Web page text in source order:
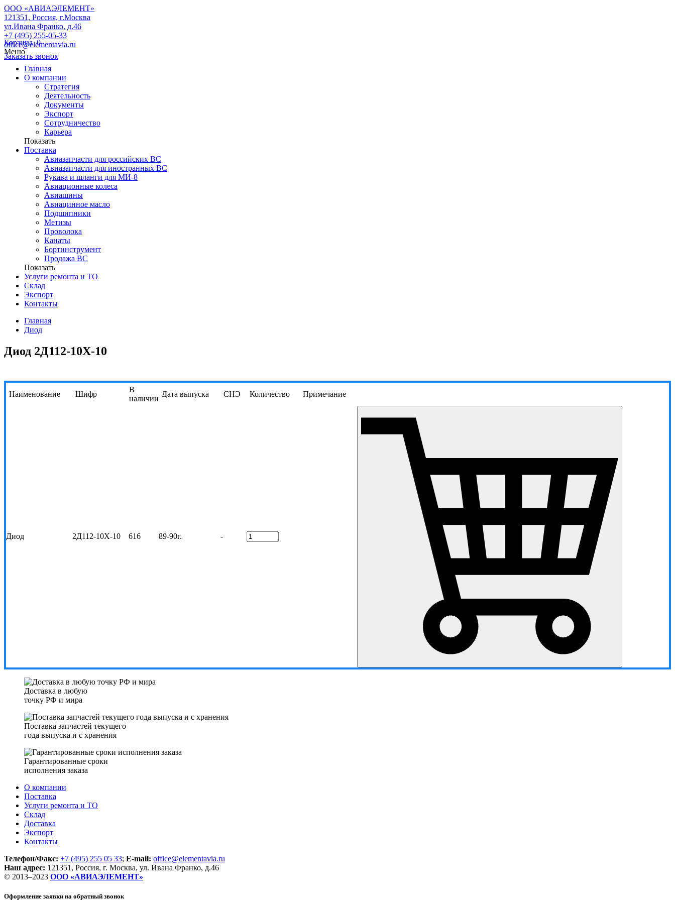
ООО «АВИАЭЛЕМЕНТ»
121351, Россия, г.Москва
ул.Ивана Франко, д.46
+7 (495) 255-05-33
office@elementavia.ru
Заказать звонок
Корзина0
Меню
Главная
О компании
Стратегия
Деятельность
Документы
Экспорт
Сотрудничество
Карьера
Показать
Поставка
Авиазапчасти для российских ВС
Авиазапчасти для иностранных ВС
Рукава и шланги для МИ-8
Авиационные колеса
Авиашины
Авиацинное масло
Подшипники
Метизы
Проволока
Канаты
Бортинструмент
Продажа ВС
Показать
Услуги ремонта и ТО
Склад
Экспорт
Контакты
Главная
Диод
Диод 2Д112-10Х-10
Наименование Шифр
В
наличии
Дата выпуска СНЭ Количество Примечание
Диод 2Д112-10Х-10 616 89-90г. -
Доставка в любую
точку РФ и мира
Поставка запчастей текущего
года выпуска и с хранения
Гарантированные сроки
исполнения заказа
О компании
Поставка
Услуги ремонта и ТО
Склад
Доставка
Экспорт
Контакты
Телефон/Факс: +7 (495) 255 05 33; E-mail: office@elementavia.ru
Наш адрес: 121351, Россия, г. Москва, ул. Ивана Франко, д.46
© 2013–2023 ООО «АВИАЭЛЕМЕНТ»
Оформление заявки на обратный звонок